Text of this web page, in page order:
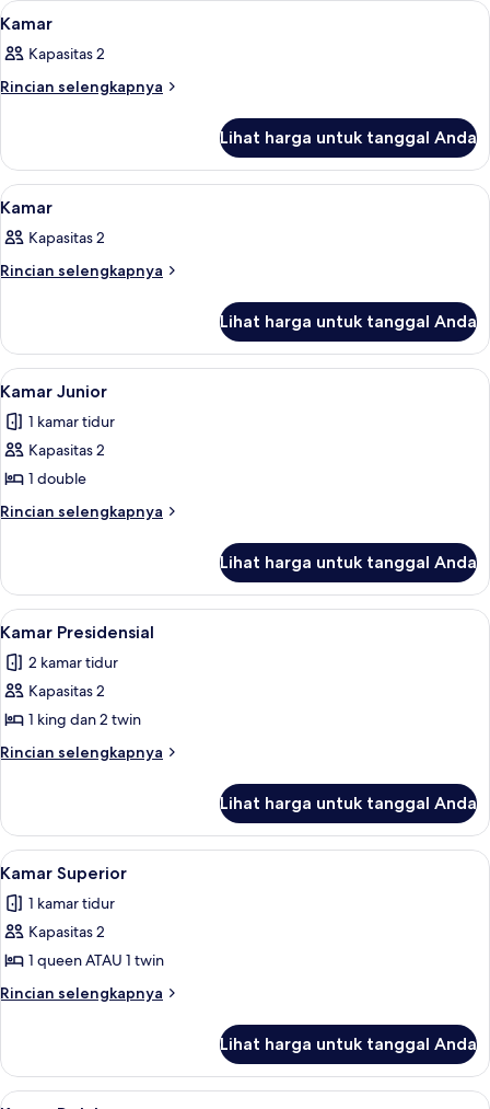
Lihat
semua
foto
untuk
Meja kerja, tempat tidur lipat/
1
Kamar
Kapasitas 2
Rincian selengkapnya
Rincian
Kamar
Lihat harga untuk tanggal Anda
Lihat
semua
foto
untuk
Meja kerja, tempat tidur lipat/
4
Kamar
Kapasitas 2
Rincian selengkapnya
Rincian
Kamar
Lihat harga untuk tanggal Anda
Lihat
semua
foto
untuk
Kamar
Junior
Kamar Junior | Meja kerja, tempat
2
Kamar Junior
1 kamar tidur
Kapasitas 2
1 double
Rincian selengkapnya
Rincian
Kamar
Junior
Lihat harga untuk tanggal Anda
Lihat
semua
foto
untuk
Kamar
Presidensial
Kamar Presidensial | Area keluarga |
4
Kamar Presidensial
2 kamar tidur
Kapasitas 2
1 king dan 2 twin
Rincian selengkapnya
Rincian
Kamar
Presidensial
Lihat harga untuk tanggal Anda
Lihat
semua
foto
untuk
Kamar
Superior
Kamar Superior | Meja kerja,
3
Kamar Superior
1 kamar tidur
Kapasitas 2
1 queen ATAU 1 twin
Rincian selengkapnya
Rincian
Kamar
Superior
Lihat harga untuk tanggal Anda
Lihat